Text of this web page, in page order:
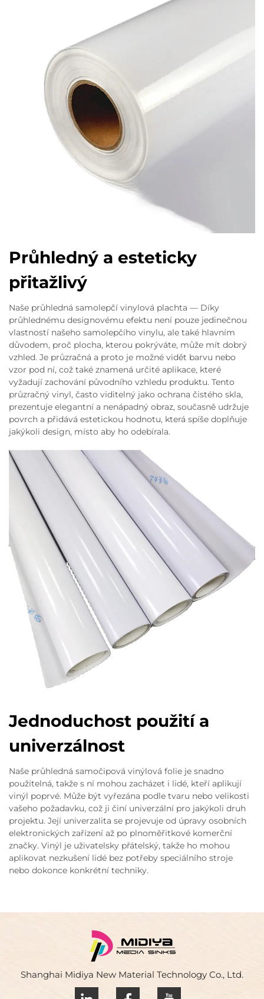
Průhledný a esteticky
přitažlivý
Naše průhledná samolepčí vinylová plachta — Díky
průhlednému designovému efektu není pouze jedinečnou
vlastností našeho samolepčího vinylu, ale také hlavním
důvodem, proč plocha, kterou pokrýváte, může mít dobrý
vzhled. Je průzračná a proto je možné vidět barvu nebo
vzor pod ní, což také znamená určité aplikace, které
vyžadují zachování původního vzhledu produktu. Tento
průzračný vinyl, často viditelný jako ochrana čistého skla,
prezentuje elegantní a nenápadný obraz, současně udržuje
povrch a přidává estetickou hodnotu, která spíše doplňuje
jakýkoli design, místo aby ho odebírala.
Jednoduchost použití a
univerzálnost
Naše průhledná samočipová vinýlová folie je snadno
použitelná, takže s ní mohou zacházet i lidé, kteří aplikují
vinýl poprvé. Může být vyřezána podle tvaru nebo velikosti
vašeho požadavku, což ji činí univerzální pro jakýkoli druh
projektu. Její univerzalita se projevuje od úpravy osobních
elektronických zařízení až po plnoměřitkové komerční
značky. Vinýl je uživatelsky přátelský, takže ho mohou
aplikovat nezkušení lidé bez potřeby speciálního stroje
nebo dokonce konkrétní techniky.
Shanghai Midiya New Material Technology Co., Ltd.